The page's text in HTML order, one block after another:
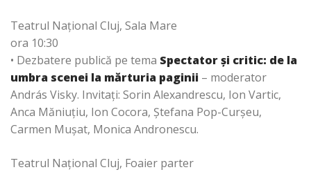
Teatrul Național Cluj, Sala Mare
ora 10:30
• Dezbatere publică pe tema Spectator și critic: de la
umbra scenei la mărturia paginii – moderator
András Visky. Invitaţi: Sorin Alexandrescu, Ion Vartic,
Anca Măniuţiu, Ion Cocora, Ștefana Pop-Curșeu,
Carmen Mușat, Monica Andronescu.
Teatrul Național Cluj, Foaier parter